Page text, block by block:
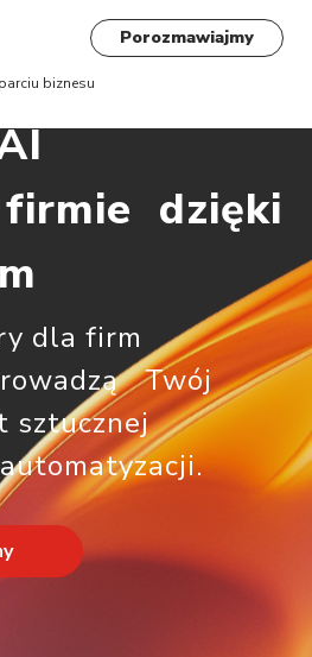
Porozmawiajmy
biznesu
dzięki
dla firm
Twój
sztucznej